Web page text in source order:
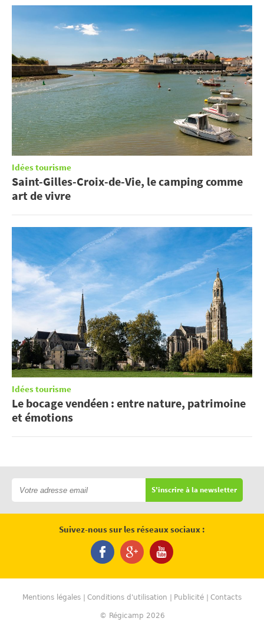
Idées tourisme
Saint-Gilles-Croix-de-Vie, le camping comme
art de vivre
Idées tourisme
Le bocage vendéen : entre nature, patrimoine
et émotions
S'inscrire à la newsletter
Suivez-nous sur les réseaux sociaux :
Mentions légales Conditions d'utilisation Publicité Contacts
© Régicamp 2026